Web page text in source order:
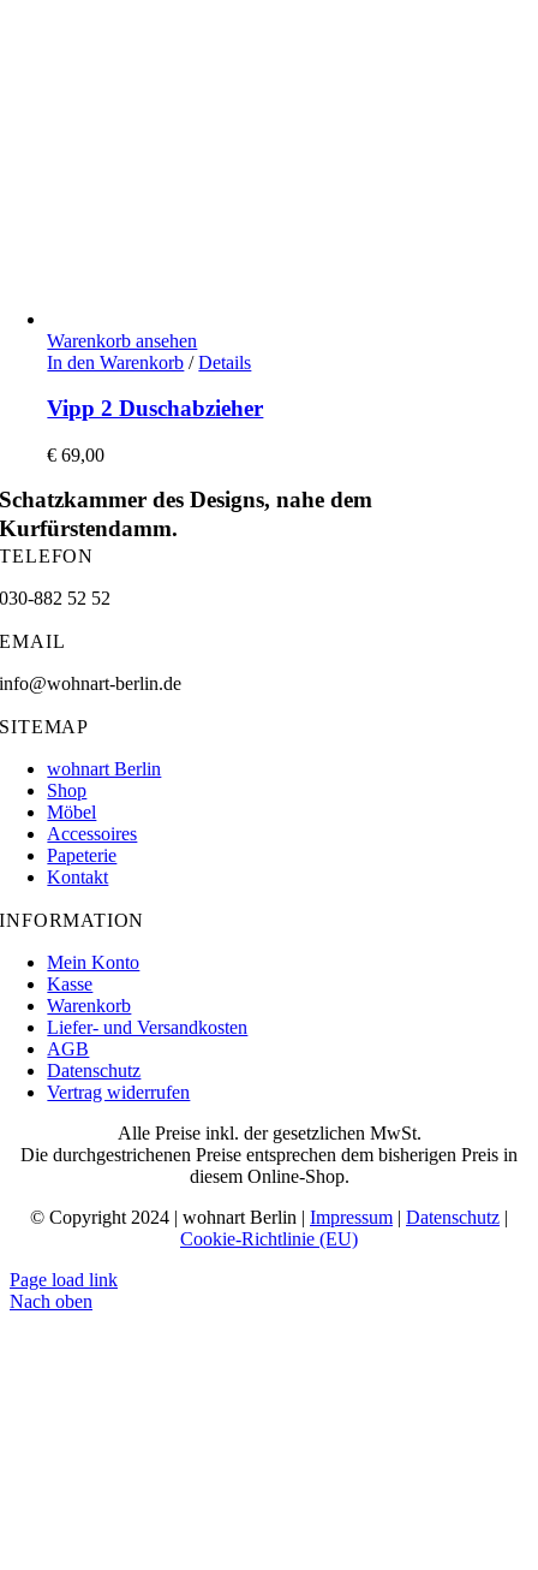
Warenkorb ansehen
In den Warenkorb / Details
Vipp 2 Duschabzieher
€ 69,00
Schatzkammer des Designs, nahe dem
Kurfürstendamm.
TELEFON
030-882 52 52
EMAIL
info@wohnart-berlin.de
SITEMAP
wohnart Berlin
Shop
Möbel
Accessoires
Papeterie
Kontakt
INFORMATION
Mein Konto
Kasse
Warenkorb
Liefer- und Versandkosten
AGB
Datenschutz
Vertrag widerrufen
Alle Preise inkl. der gesetzlichen MwSt.
Die durchgestrichenen Preise entsprechen dem bisherigen Preis in
diesem Online-Shop.
© Copyright 2024 | wohnart Berlin | Impressum | Datenschutz |
Cookie-Richtlinie (EU)
Page load link
Nach oben